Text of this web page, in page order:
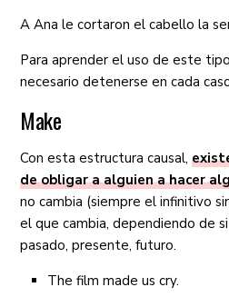
A Ana le cortaron el cabello la
Para aprender el uso de este
necesario detenerse en cada
Make
Con esta estructura causal,
de obligar a alguien a hacer
no cambia (siempre el infinitivo
el que cambia, dependiendo de
pasado, presente, futuro.
The film made us cry.